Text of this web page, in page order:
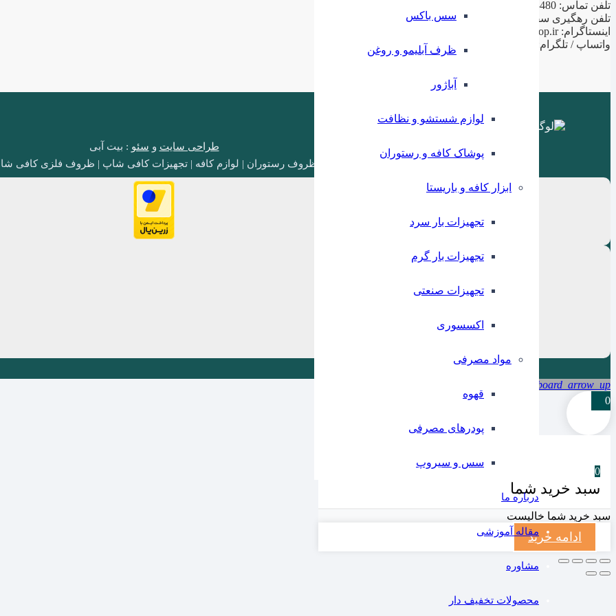
سس باکس
ظرف آبلیمو و روغن
آباژور
لوازم شستشو و نظافت
پوشاک کافه و رستوران
ابزار کافه و باریستا
تجهیزات بار سرد
تجهیزات بار گرم
تجهیزات صنعتی
اکسسوری
مواد مصرفی
قهوه
پودرهای مصرفی
سس و سیروپ
درباره ما
مقاله آموزشی
مشاوره
محصولات تخفیف دار
تلفن تماس: 02188943480 – 02155470813 – 02155470280
تلفن رهگیری سفارشات: 09199797956
اینستاگرام: ilashop.ir
واتساپ / تلگرام: 09199797956
طراحی سایت و سئو : بیت آبی
ظروف رستوران | لوازم کافه | تجهیزات کافی شاپ | ظروف فلزی کافی
keyboard_arrow_up
0
0
سبد خرید شما
سبد خرید شما خالیست
ادامه خرید